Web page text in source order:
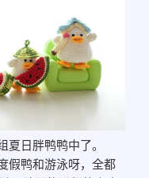
日胖鸭鸭中了。
假鸭和游泳呀，全都